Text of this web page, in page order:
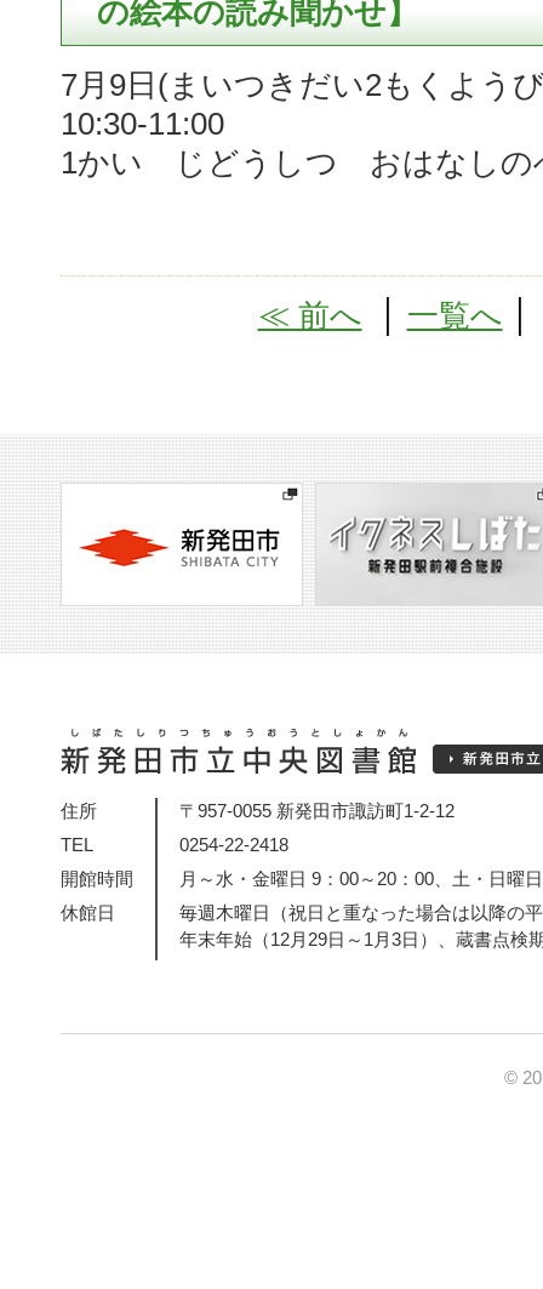
の絵本の読み聞かせ】
7月9日(まいつきだい2もくよう
10:30-11:00
1かい じどうしつ おはなしの
≪ 前へ 一覧へ
住所
〒957-0055 新発田市諏訪町1-2-12
TEL
0254-22-2418
開館時間
月～水・金曜日 9：00～20：00、土・日曜
休館日
毎週木曜日（祝日と重なった場合は以降の
年末年始（12月29日～1月3日）、蔵書点検
©